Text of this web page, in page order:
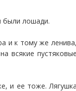
были лошади.
и к тому же
всякие
и ее тоже.